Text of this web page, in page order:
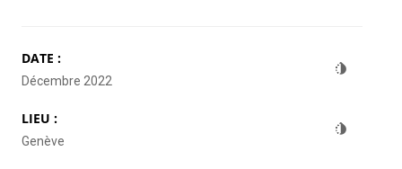
DATE :
Décembre 2022
LIEU :
Genève